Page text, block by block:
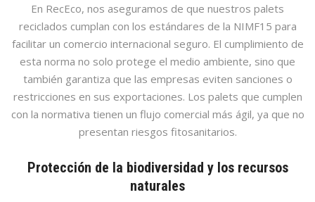
En RecEco, nos aseguramos de que nuestros palets
reciclados cumplan con los estándares de la NIMF15 para
facilitar un comercio internacional seguro. El cumplimiento de
esta norma no solo protege el medio ambiente, sino que
también garantiza que las empresas eviten sanciones o
restricciones en sus exportaciones. Los palets que cumplen
con la normativa tienen un flujo comercial más ágil, ya que no
presentan riesgos fitosanitarios.
Protección de la biodiversidad y los recursos
naturales